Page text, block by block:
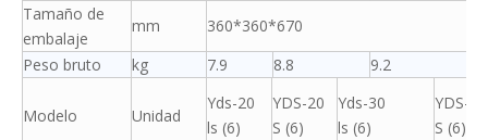
Tamaño de
embalaje
mm
360*360*670
Peso bruto
kg 7.9 8.8 9.2
Modelo Unidad
Yds-20
ls (6)
YDS-20
S (6)
Yds-30
ls (6)
YDS-30
S (6)